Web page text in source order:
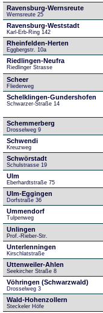
Ravensburg-Wernsreute
Wernsreute 25
Ravensburg-Weststadt
Karl-Erb-Ring 142
Rheinfelden-Herten
Eggbergstr. 10a
Riedlingen-Neufra
Riedlinger Strasse
Scheer
Fliederweg
Schelklingen-Gundershofen
Schwarzer-Straße 14
Schemmerberg
Drosselweg 9
Schwendi
Kreuzweg
Schwörstadt
Schulstrasse 19
Ulm
Eberhardtstraße 75
Ulm-Eggingen
Dorfstraße 36
Ummendorf
Tulpenweg
Unlingen
Prof.-Rieber-Str.
Unterlenningen
Kirschlatstraße
Uttenweiler-Ahlen
Seekircher Straße 8
Vöhringen (Schwarzwald)
Drosselweg 3
Wald-Hohenzollern
Steckeler Höfe